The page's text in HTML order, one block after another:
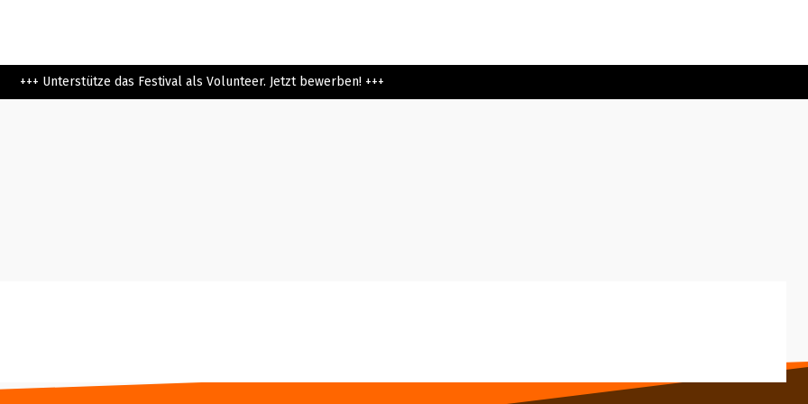
+++ Unterstütze das Festival als Volunteer. Jetzt bewerben! +++